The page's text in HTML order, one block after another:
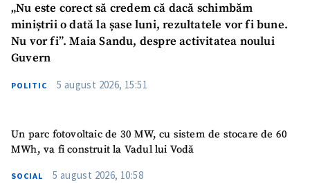
„Nu este corect să credem că dacă schimbăm
miniștrii o dată la șase luni, rezultatele vor fi bune.
Nu vor fi”. Maia Sandu, despre activitatea noului
Guvern
POLITIC 5 august 2026, 15:51
Un parc fotovoltaic de 30 MW, cu sistem de stocare de 60
MWh, va fi construit la Vadul lui Vodă
SOCIAL 5 august 2026, 10:58